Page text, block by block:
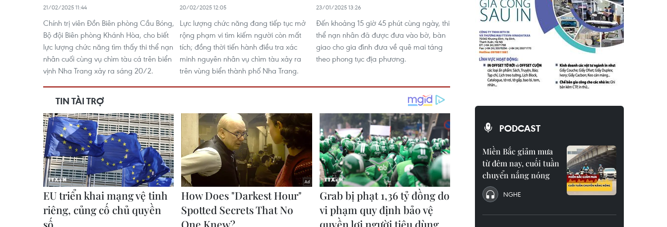
21/02/2025 11:44
Chính trị viên Đồn Biên phòng Cầu Bóng,
Bộ đội Biên phòng Khánh Hòa, cho biết
lực lượng chức năng tìm thấy thi thể nạn
nhân cuối cùng vụ chìm tàu cá trên biển
vịnh Nha Trang xảy ra sáng 20/2.
20/02/2025 12:05
Lực lượng chức năng đang tiếp tục mở
rộng phạm vi tìm kiếm người còn mất
tích; đồng thời tiến hành điều tra xác
minh nguyên nhân vụ chìm tàu xảy ra
trên vùng biển thành phố Nha Trang.
23/01/2025 13:26
Đến khoảng 15 giờ 45 phút cùng ngày, thi
thể nạn nhân đã được đưa vào bờ, bàn
giao cho gia đình đưa về quê mai táng
theo phong tục địa phương.
PODCAST
Miền Bắc giảm mưa
từ đêm nay, cuối tuần
chuyển nắng nóng
NGHE